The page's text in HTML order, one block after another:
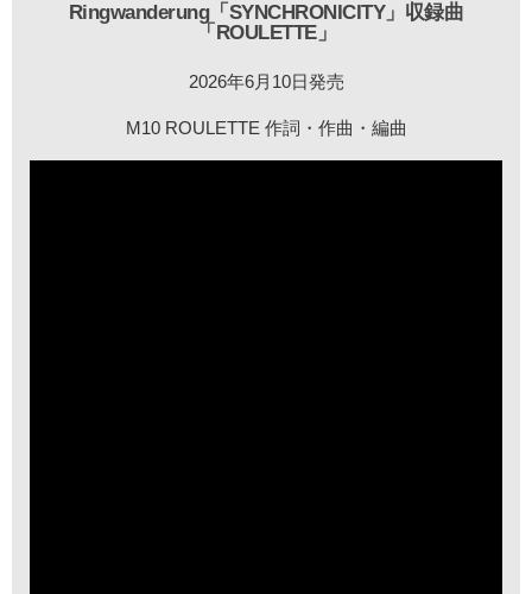
Ringwanderung「SYNCHRONICITY」収録曲
「ROULETTE」
2026年6月10日発売
M10 ROULETTE 作詞・作曲・編曲